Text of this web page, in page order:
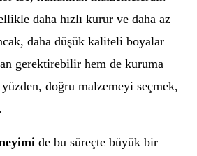
daha hızlı kurur ve daha az
daha düşük kaliteli boyalar
gerektirebilir hem de kuruma
doğru malzemeyi seçmek,
de bu süreçte büyük bir